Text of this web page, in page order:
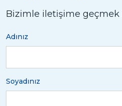
Bizimle iletişime
Adınız
Soyadınız